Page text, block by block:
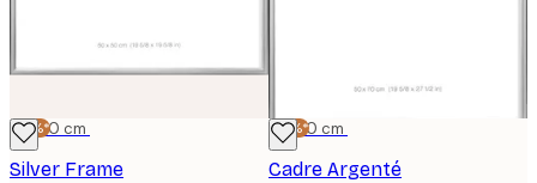
-15%*
50x50 cm
Silver Frame
-15%*
50x70 cm
Cadre Argenté